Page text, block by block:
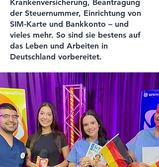
Krankenversicherung, Beantragung
der Steuernummer, Einrichtung von
SIM-Karte und Bankkonto – und
vieles mehr. So sind sie bestens auf
das Leben und Arbeiten in
Deutschland vorbereitet.